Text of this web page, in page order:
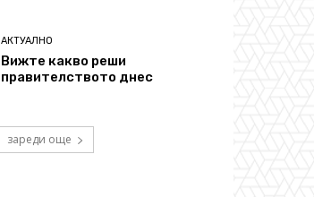
АКТУАЛНО
Вижте какво реши
правителството днес
зареди още